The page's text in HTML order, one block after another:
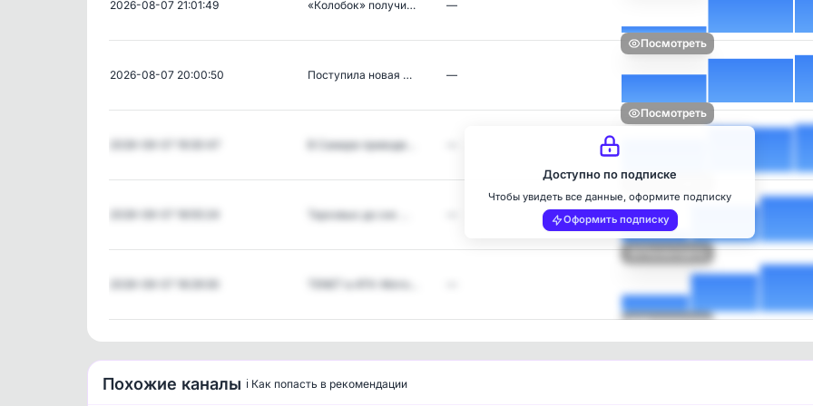
2026-08-07 21:01:49 «Колобок» получи… —
Посмотреть
2026-08-07 20:00:50 Поступила новая … —
Посмотреть
В Самаре приводя…
Посмотреть
Тарховых до сих …
Посмотреть
TENET в АТК-Мото…
Посмотреть
Доступно по подписке
Чтобы увидеть все данные, оформите подписку
Оформить подписку
Похожие каналы ℹ️ Как попасть в рекомендации